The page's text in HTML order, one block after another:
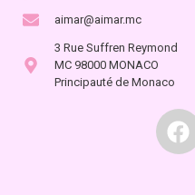
aimar@aimar.mc
3 Rue Suffren Reymond
MC 98000 MONACO
Principauté de Monaco